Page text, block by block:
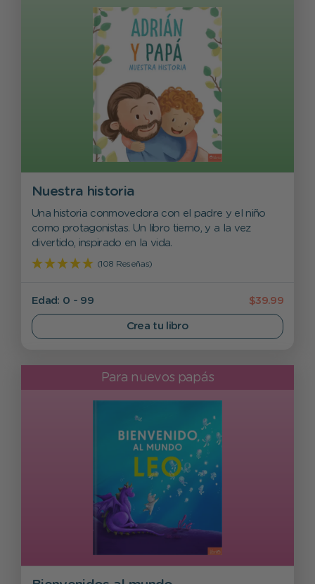
Nuestra historia
Una historia conmovedora con el padre y el niño
como protagonistas. Un libro tierno, y a la vez
divertido, inspirado en la vida.
(108 Reseñas)
$39.99
Edad: 0 - 99
Crea tu libro
Para nuevos papás